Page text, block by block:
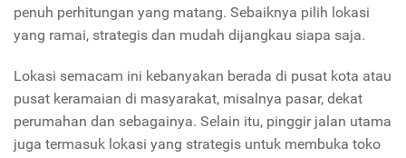
penuh perhitungan yang matang. Sebaiknya pilih lokasi
yang ramai, strategis dan mudah dijangkau siapa saja.
Lokasi semacam ini kebanyakan berada di pusat kota atau
pusat keramaian di masyarakat, misalnya pasar, dekat
perumahan dan sebagainya. Selain itu, pinggir jalan utama
juga termasuk lokasi yang strategis untuk membuka toko